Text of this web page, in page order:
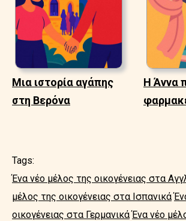
Μια ιστορία αγάπης
στη Βερόνα
Η Άννα
Tags:
Ένα νέο μέλος της οικογένειας στα
μέλος της οικογένειας στα Ισπανικά
οικογένειας στα Γερμανικά Ένα νέο